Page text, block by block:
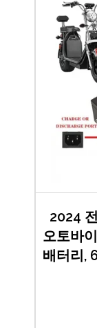
2024
오토바
배터리,